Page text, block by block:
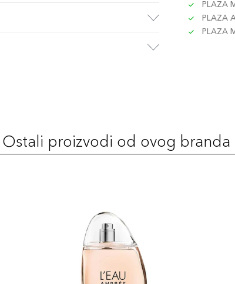
PLAZA
PLAZA
PLAZA
Ostali proizvodi od ovog branda